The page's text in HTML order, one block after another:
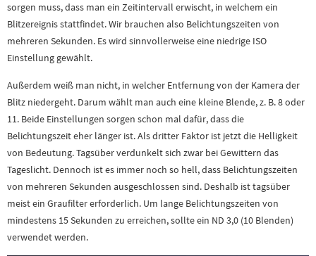
sorgen muss, dass man ein Zeitintervall erwischt, in welchem ein
Blitzereignis stattfindet. Wir brauchen also Belichtungszeiten von
mehreren Sekunden. Es wird sinnvollerweise eine niedrige ISO
Einstellung gewählt.
Außerdem weiß man nicht, in welcher Entfernung von der Kamera der
Blitz niedergeht. Darum wählt man auch eine kleine Blende, z. B. 8 oder
11. Beide Einstellungen sorgen schon mal dafür, dass die
Belichtungszeit eher länger ist. Als dritter Faktor ist jetzt die Helligkeit
von Bedeutung. Tagsüber verdunkelt sich zwar bei Gewittern das
Tageslicht. Dennoch ist es immer noch so hell, dass Belichtungszeiten
von mehreren Sekunden ausgeschlossen sind. Deshalb ist tagsüber
meist ein Graufilter erforderlich. Um lange Belichtungszeiten von
mindestens 15 Sekunden zu erreichen, sollte ein ND 3,0 (10 Blenden)
verwendet werden.